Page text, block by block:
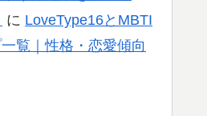
に LoveType16とMBTI
覧｜性格・恋愛傾向